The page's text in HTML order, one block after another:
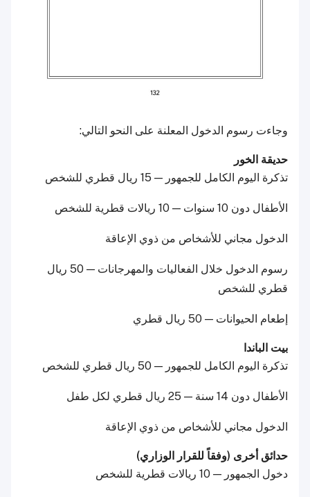
وجاءت رسوم الدخول المعلنة على النحو التالي:
حديقة الخور
تذكرة اليوم الكامل للجمهور — 15 ريال قطري للشخص
الأطفال دون 10 سنوات — 10 ريالات قطرية للشخص
الدخول مجاني للأشخاص من ذوي الإعاقة
رسوم الدخول خلال الفعاليات والمهرجانات — 50 ريال
قطري للشخص
إطعام الحيوانات — 50 ريال قطري
بيت الباندا
تذكرة اليوم الكامل للجمهور — 50 ريال قطري للشخص
الأطفال دون 14 سنة — 25 ريال قطري لكل طفل
الدخول مجاني للأشخاص من ذوي الإعاقة
حدائق أخرى (وفقاً للقرار الوزاري)
دخول الجمهور — 10 ريالات قطرية للشخص